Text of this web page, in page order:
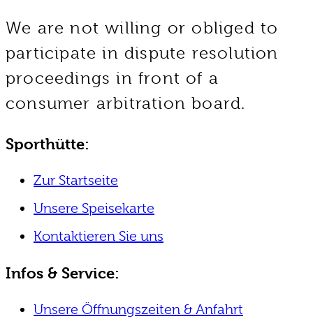
We are not willing or obliged to
participate in dispute resolution
proceedings in front of a
consumer arbitration board.
Sporthütte:
Zur Startseite
Unsere Speisekarte
Kontaktieren Sie uns
Infos & Service:
Unsere Öffnungszeiten & Anfahrt